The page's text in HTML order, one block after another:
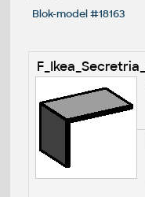
Blok-model #18163